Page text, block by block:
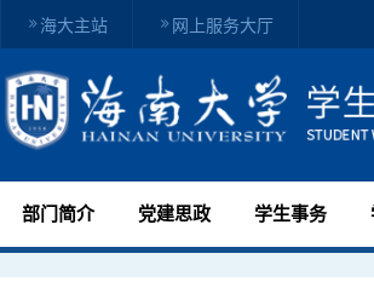
海大主站 网上服务大厅
部门简介 党建思政 学生事务